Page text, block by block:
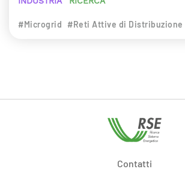
#Microgrid #Reti Attive di Distribuzione
Contatti